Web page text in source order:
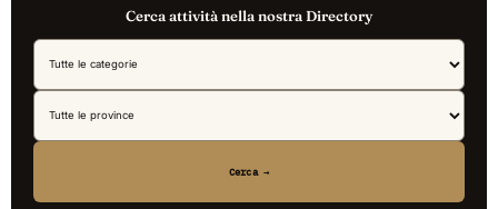
Cerca attività nella nostra Directory
Cerca →